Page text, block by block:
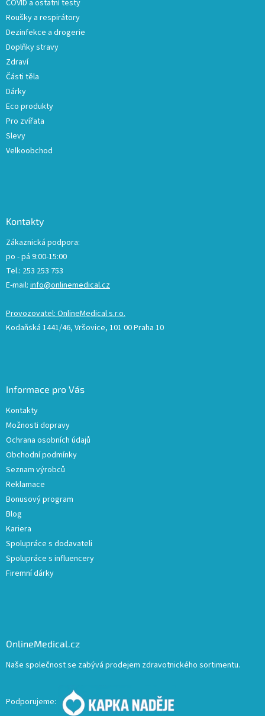
COVID a ostatní testy
Roušky a respirátory
Dezinfekce a drogerie
Doplňky stravy
Zdraví
Části těla
Dárky
Eco produkty
Pro zvířata
Slevy
Velkoobchod
Kontakty
Zákaznická podpora:
po - pá 9:00-15:00
Tel.: 253 253 753
E-mail: info@onlinemedical.cz
Provozovatel: OnlineMedical s.r.o.
Kodaňská 1441/46, Vršovice, 101 00 Praha 10
Informace pro Vás
Kontakty
Možnosti dopravy
Ochrana osobních údajů
Obchodní podmínky
Seznam výrobců
Reklamace
Bonusový program
Blog
Kariera
Spolupráce s dodavateli
Spolupráce s influencery
Firemní dárky
OnlineMedical.cz
Naše společnost se zabývá prodejem zdravotnického sortimentu.
Podporujeme: